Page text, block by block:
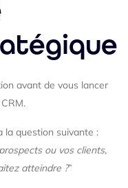
avant de vous lancer
la question suivante :
ou vos clients,
atteindre ?”